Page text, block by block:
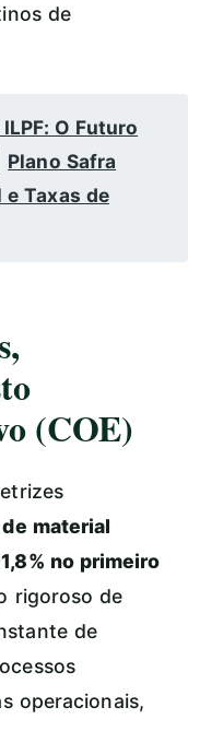
de
O Futuro
Plano Safra
Taxas de
(COE)
material
no primeiro
rigoroso de
de
operacionais,